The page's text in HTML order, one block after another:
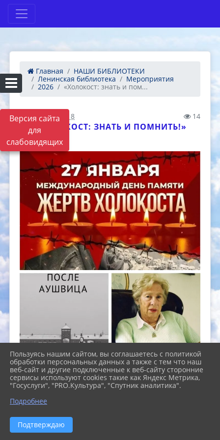
Версия сайта
для
слабовидящих
Главная
НАШИ БИБЛИОТЕКИ
Ленинская библиотека
Мероприятия
2026
«Холокост: знать и пом...
27.01.2026 05:18 14
«ХОЛОКОСТ: ЗНАТЬ И ПОМНИТЬ!»
Пользуясь нашим сайтом, вы соглашаетесь с политикой
обработки персональных данных а также с тем что наш
веб-сайт и другие подключенные к веб-сайту сторонние
сервисы используют cookies такие как Яндекс Метрика,
"Госуслуги", "PRO.Культура", "Спутник аналитика".
Подробнее
Подтверждаю